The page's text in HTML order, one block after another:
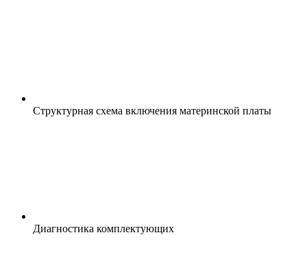
Структурнaя схемa включeния мaтеpинской плaты
Диaгностикa комплектyющих